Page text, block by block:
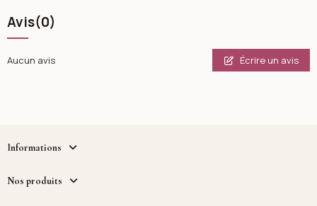
Avis(0)
Aucun avis Écrire un avis
Informations
Nos produits